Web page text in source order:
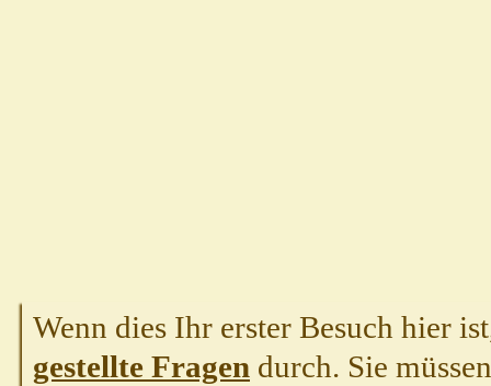
Wenn dies Ihr erster Besuch hier
gestellte Fragen durch. Sie